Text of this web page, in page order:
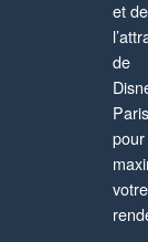
et de
de
Paris
pour
votre